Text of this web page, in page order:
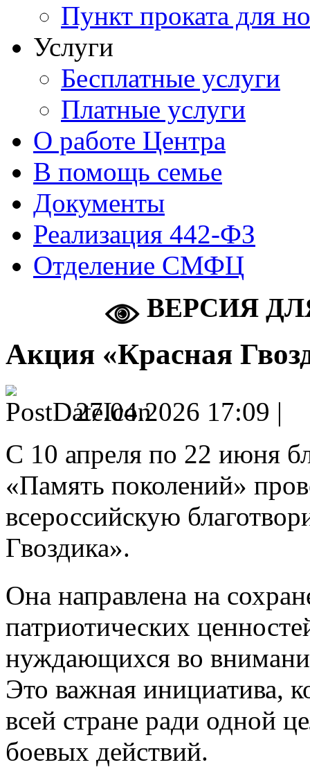
Пункт проката для
Услуги
Бесплатные услуги
Платные услуги
О работе Центра
В помощь семье
Документы
Реализация 442-ФЗ
Отделение СМФЦ
ВЕРСИЯ
Акция «Красная
27.04.2026 17:09 |
С 10 апреля по 22 июня
«Память поколений»
всероссийскую
Гвоздика».
Она направлена на
патриотических
нуждающихся во
Это важная инициатива,
всей стране ради одной
боевых действий.